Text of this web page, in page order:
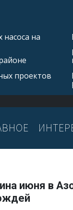
на
проектов
июня в